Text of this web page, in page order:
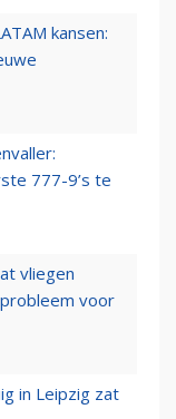
kansen:
777-9’s te
vliegen
voor
in Leipzig zat